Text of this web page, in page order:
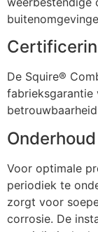
De Squire®
fabrieksgarantie
Voor optimale
periodiek te
zorgt voor
corrosie. De